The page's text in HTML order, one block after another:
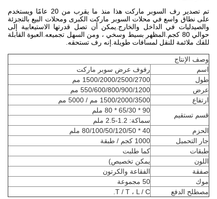
تم تصدير رف السوبر ماركت هذا منذ ما يقرب من 20 عامًا ويستخدم
على نطاق واسع في محلات السوبر ماركت الكبرى ومحلات البيع بالتجزئة
والصيدليات في الداخل والخارج.يمكن أن تصل قدرتها الاستيعابية إلى
حوالي 80 كجم.المظهر بسيط وسخي ، ومن السهل تجميعه.العبوة القابلة
للفك ملائمة للنقل لمسافات طويلة.إنه رف تستحقه.
وصف الإنتاج
اسم
رفوف عرض سوبر ماركت
طول
1500/2000/2500/2700 مم
عرض
550/600/800/900/1200 مم
ارتفاع
1500/2000/3500 مم / 5000 مم
قسم تستقيم
90 * 65/30 * 80 ملم
سماكة: 1.2-2.5 ملم
الحزم
40 * 80/100/50/120/50 ملم
جار التحميل
1000 كجم / طبقة
طبقات
كما طلبت
اللون
يمكن تخصيص)
صفقة
الفقاعة والكرتون
موك
50 مجموعة
مصطلح الدفع
T / T ، L / C.